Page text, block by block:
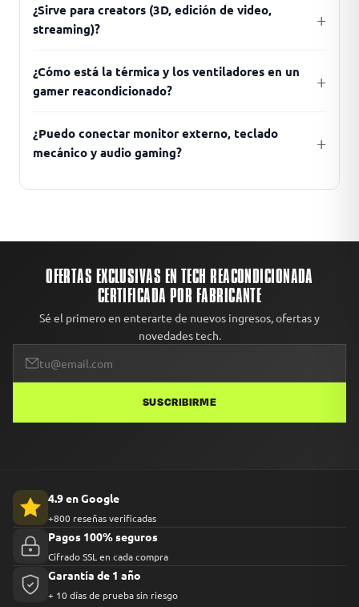
¿Sirve para creators (3D, edición de video,
streaming)?
¿Cómo está la térmica y los ventiladores en un
gamer reacondicionado?
¿Puedo conectar monitor externo, teclado
mecánico y audio gaming?
OFERTAS EXCLUSIVAS EN TECH REACONDICIONADA
CERTIFICADA POR FABRICANTE
Sé el primero en enterarte de nuevos ingresos, ofertas y
novedades tech.
SUSCRIBIRME
4.9 en Google
+800 reseñas verificadas
Pagos 100% seguros
Cifrado SSL en cada compra
Garantía de 1 año
+ 10 días de prueba sin riesgo